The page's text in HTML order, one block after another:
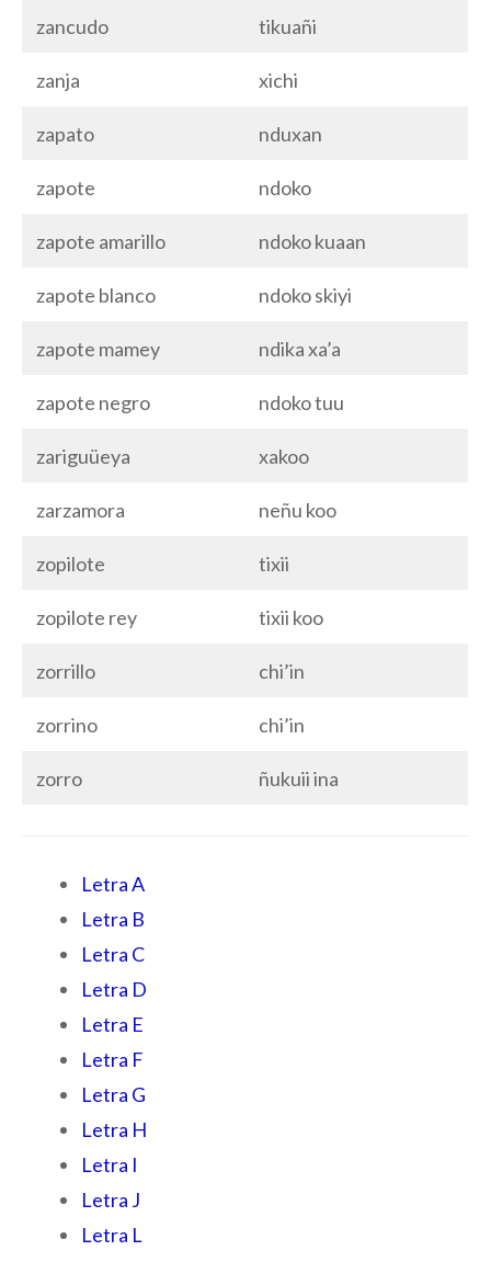
zancudo tikuañi
zanja xichi
zapato nduxan
zapote ndoko
zapote amarillo ndoko kuaan
zapote blanco ndoko skiyi
zapote mamey ndika xa’a
zapote negro ndoko tuu
zariguüeya xakoo
zarzamora neñu koo
zopilote tixii
zopilote rey tixii koo
zorrillo chi’in
zorrino chi’in
zorro ñukuii ina
Letra A
Letra B
Letra C
Letra D
Letra E
Letra F
Letra G
Letra H
Letra I
Letra J
Letra L